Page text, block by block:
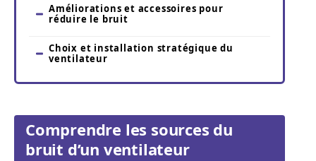
Améliorations et accessoires pour
réduire le bruit
Choix et installation stratégique du
ventilateur
Comprendre les sources du
bruit d’un ventilateur